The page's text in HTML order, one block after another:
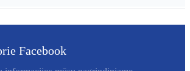
Facebook